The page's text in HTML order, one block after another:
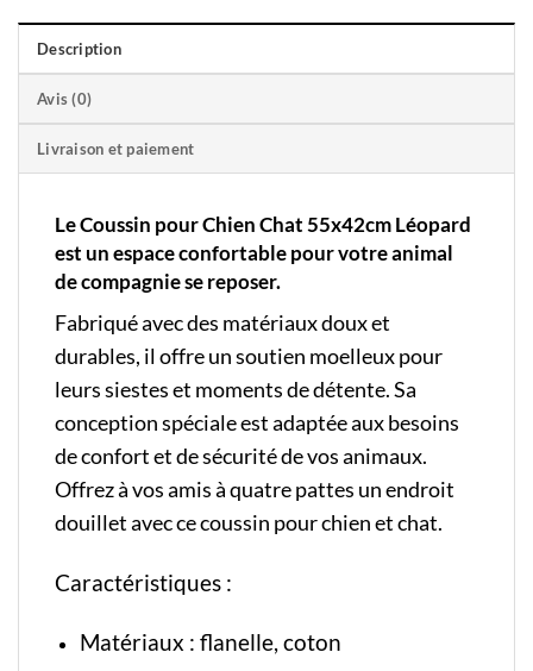
Description
Avis (0)
Livraison et paiement
Le Coussin pour Chien Chat 55x42cm Léopard
est un espace confortable pour votre animal
de compagnie se reposer.
Fabriqué avec des matériaux doux et
durables, il offre un soutien moelleux pour
leurs siestes et moments de détente. Sa
conception spéciale est adaptée aux besoins
de confort et de sécurité de vos animaux.
Offrez à vos amis à quatre pattes un endroit
douillet avec ce coussin pour chien et chat.
Caractéristiques :
Matériaux : flanelle, coton